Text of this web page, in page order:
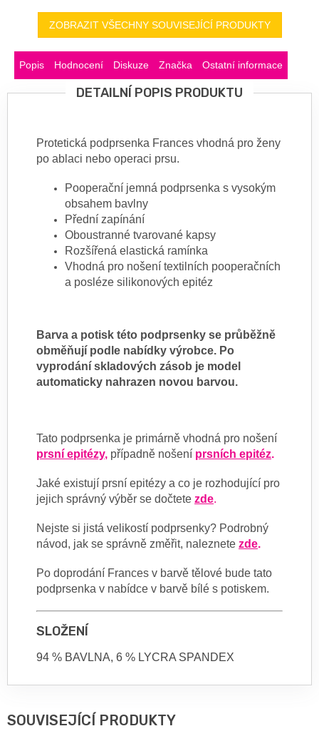
ZOBRAZIT VŠECHNY SOUVISEJÍCÍ PRODUKTY
Popis Hodnocení Diskuze Značka Ostatní informace
DETAILNÍ POPIS PRODUKTU
Protetická podprsenka Frances vhodná pro ženy
po ablaci nebo operaci prsu.
Pooperační jemná podprsenka s vysokým
obsahem bavlny
Přední zapínání
Oboustranné tvarované kapsy
Rozšířená elastická ramínka
Vhodná pro nošení textilních pooperačních
a posléze silikonových epitéz
Barva a potisk této podprsenky se průběžně
obměňují podle nabídky výrobce. Po
vyprodání skladových zásob je model
automaticky nahrazen novou barvou.
Tato podprsenka je primárně vhodná pro nošení
prsní epitézy, případně nošení prsních epitéz.
Jaké existují prsní epitézy a co je rozhodující pro
jejich správný výběr se dočtete zde.
Nejste si jistá velikostí podprsenky? Podrobný
návod, jak se správně změřit, naleznete zde.
Po doprodání Frances v barvě tělové bude tato
podprsenka v nabídce v barvě bílé s potiskem.
SLOŽENÍ
94 % BAVLNA, 6 % LYCRA SPANDEX
SOUVISEJÍCÍ PRODUKTY